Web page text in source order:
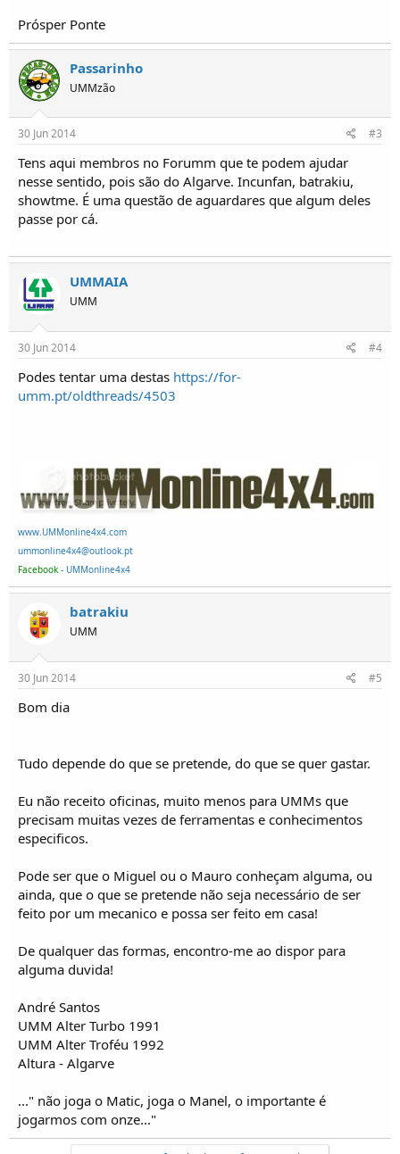
Prósper Ponte
Passarinho
UMMzão
30 Jun 2014 #3
Tens aqui membros no Forumm que te podem ajudar
nesse sentido, pois são do Algarve. Incunfan, batrakiu,
showtme. É uma questão de aguardares que algum deles
passe por cá.
UMMAIA
UMM
30 Jun 2014 #4
Podes tentar uma destas https://for-
umm.pt/oldthreads/4503
www.UMMonline4x4.com
ummonline4x4@outlook.pt
Facebook - UMMonline4x4
batrakiu
UMM
30 Jun 2014 #5
Bom dia
Tudo depende do que se pretende, do que se quer gastar.
Eu não receito oficinas, muito menos para UMMs que
precisam muitas vezes de ferramentas e conhecimentos
especificos.
Pode ser que o Miguel ou o Mauro conheçam alguma, ou
ainda, que o que se pretende não seja necessário de ser
feito por um mecanico e possa ser feito em casa!
De qualquer das formas, encontro-me ao dispor para
alguma duvida!
André Santos
UMM Alter Turbo 1991
UMM Alter Troféu 1992
Altura - Algarve
..." não joga o Matic, joga o Manel, o importante é
jogarmos com onze..."